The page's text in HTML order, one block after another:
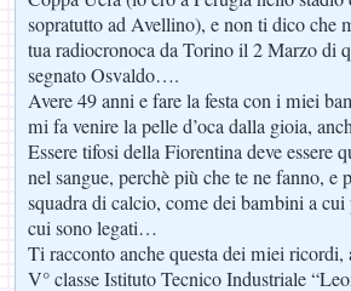
sopratutto ad Avellino), e non ti dico che
tua radiocronoca da Torino il 2 Marzo di
segnato Osvaldo….
Avere 49 anni e fare la festa con i miei
mi fa venire la pelle d’oca dalla gioia,
Essere tifosi della Fiorentina deve essere
nel sangue, perchè più che te ne fanno, e
squadra di calcio, come dei bambini a
cui sono legati…
Ti racconto anche questa dei miei ricordi,
V° classe Istituto Tecnico Industriale